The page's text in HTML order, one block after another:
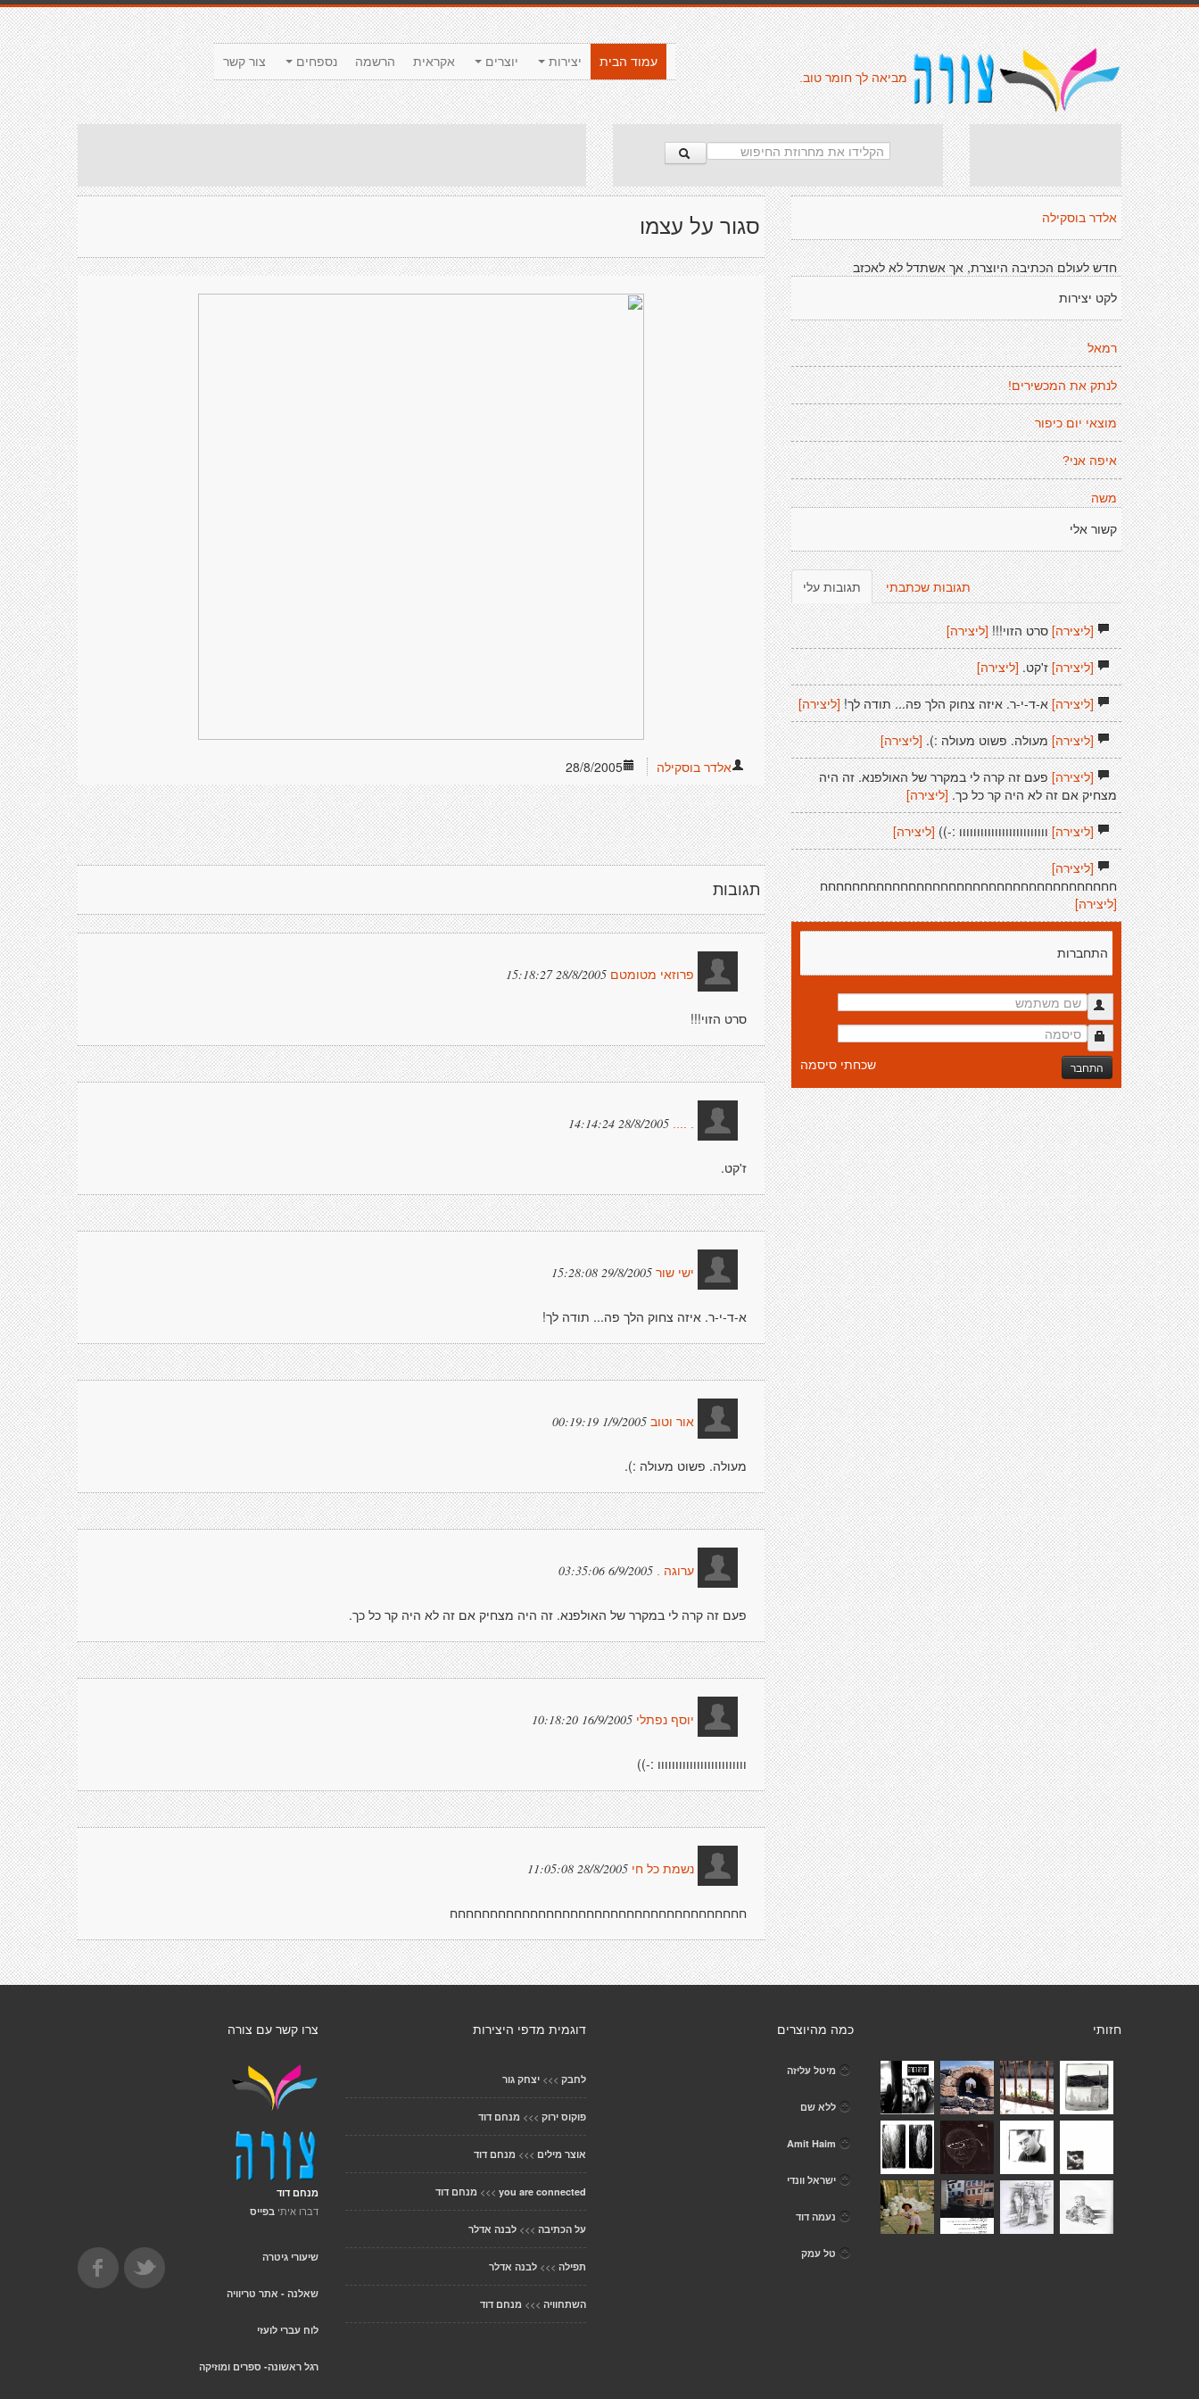
צור קשר נספחים הרשמה אקראית יוצרים יצירות
עמוד הבית
מביאה לך חומר טוב.
סגור על עצמו
28/8/2005 אלדר בוסקילה
תגובות
פרוזאי מטומטם 28/8/2005 15:18:27
סרט הזוי!!!
28/8/2005 14:14:24
ז'קט.
ישי שור 29/8/2005 15:28:08
א-ד-י-ר. איזה צחוק הלך פה... תודה לך!
אור וטוב 1/9/2005 00:19:19
מעולה. פשוט מעולה :).
ערוגה . 6/9/2005 03:35:06
פעם זה קרה לי במקרר של האולפנא. זה היה מצחיק אם זה לא היה קר כל כך.
יוסף נפתלי 16/9/2005 10:18:20
ווווווווווווווווווווווווו :-))
נשמת כל חי 28/8/2005 11:05:08
חחחחחחחחחחחחחחחחחחחחחחחחחחחחחחחחחחחחח
אלדר בוסקילה
חדש לעולם הכתיבה היוצרת, אך אשתדל לא לאכזב
לקט יצירות
רמאל
לנתק את המכשירים!
מוצאי יום כיפור
איפה אני?
משה
קשור אלי
תגובות עלי תגובות שכתבתי
[ליצירה]סרט הזוי!!! [ליצירה]
[ליצירה]ז'קט. [ליצירה]
[ליצירה]א-ד-י-ר. איזה צחוק הלך פה... תודה לך! [ליצירה]
[ליצירה]מעולה. פשוט מעולה :). [ליצירה]
[ליצירה]פעם זה קרה לי במקרר של האולפנא. זה היה
מצחיק אם זה לא היה קר כל כך.[ליצירה]
[ליצירה]ווווווווווווווווווווווווו :-))[ליצירה]
[ליצירה]
חחחחחחחחחחחחחחחחחחחחחחחחחחחחחחחחחחחחח
[ליצירה]
התחברות
התחבר שכחתי סיסמה
צרו קשר עם צורה
מנחם דוד
דברו איתי בפייס
שיעורי גיטרה
שאלנה - אתר טריוויה
לוח עברי לועזי
רגל ראשונה- ספרים ומוזיקה
דוגמית מדפי היצירות
לחבק >>> יצחק גור
פוקוס ירוק >>> מנחם דוד
אוצר מילים >>> מנחם דוד
you are connected
>>> מנחם דוד
על הכתיבה >>> לבנה אדלר
תפילה >>> לבנה אדלר
השתחוויה >>> מנחם דוד
כמה מהיוצרים
מיטל עליזה
ללא שם
Amit Haim
ישראל וונדי
נעמה דוד
טל עמק
חזותי